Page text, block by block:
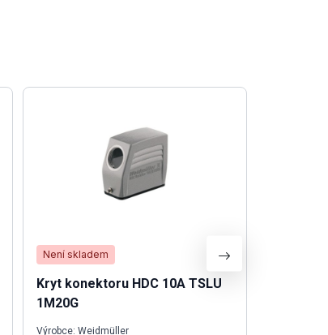
Není skladem
Kryt konektoru HDC 10A TSLU
1M20G
Výrobce: Weidmüller